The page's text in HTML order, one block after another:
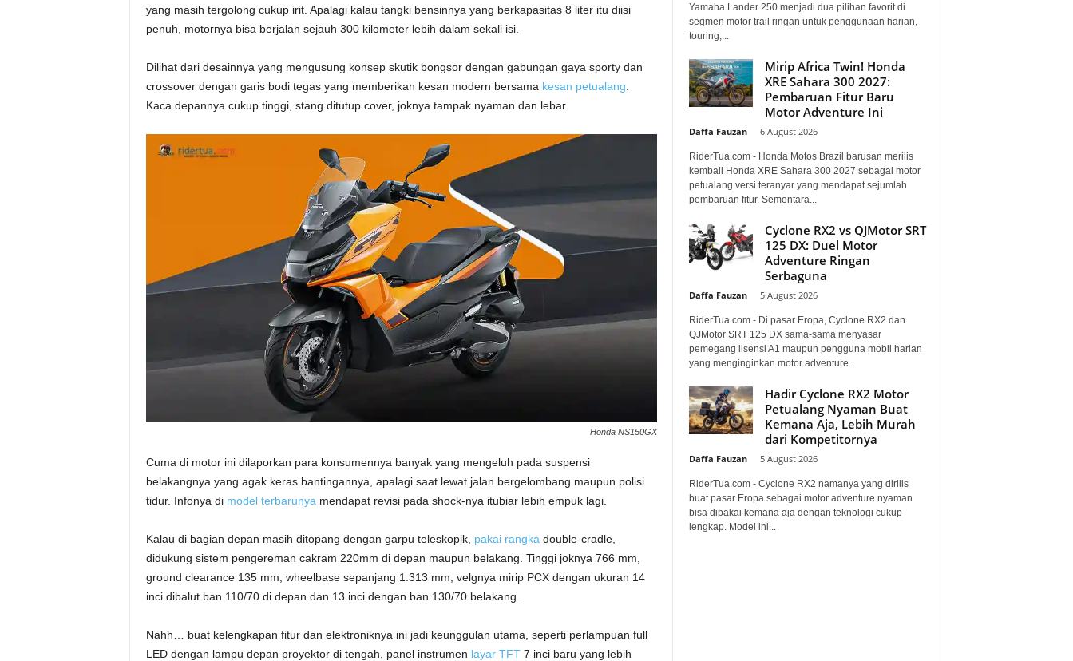
yang masih tergolong cukup irit. Apalagi kalau tangki bensinnya yang berkapasitas 8 liter itu diisi
penuh, motornya bisa berjalan sejauh 300 kilometer lebih dalam sekali isi.
Dilihat dari desainnya yang mengusung konsep skutik bongsor dengan gabungan gaya sporty dan
crossover dengan garis bodi tegas yang memberikan kesan modern bersama kesan petualang.
Kaca depannya cukup tinggi, stang ditutup cover, joknya tampak nyaman dan lebar.
Honda NS150GX
Cuma di motor ini dilaporkan para konsumennya banyak yang mengeluh pada suspensi
belakangnya yang agak keras bantingannya, apalagi saat lewat jalan bergelombang maupun polisi
tidur. Infonya di model terbarunya mendapat revisi pada shock-nya itubiar lebih empuk lagi.
Kalau di bagian depan masih ditopang dengan garpu teleskopik, pakai rangka double-cradle,
didukung sistem pengereman cakram 220mm di depan maupun belakang. Tinggi joknya 766 mm,
ground clearance 135 mm, wheelbase sepanjang 1.313 mm, velgnya mirip PCX dengan ukuran 14
inci dibalut ban 110/70 di depan dan 13 inci dengan ban 130/70 belakang.
Nahh… buat kelengkapan fitur dan elektroniknya ini jadi keunggulan utama, seperti perlampuan full
LED dengan lampu depan proyektor di tengah, panel instrumen layar TFT7 inci baru yang lebih
Yamaha Lander 250 menjadi dua pilihan favorit di
segmen motor trail ringan untuk penggunaan harian,
touring,...
Mirip Africa Twin! Honda
XRE Sahara 300 2027:
Pembaruan Fitur Baru
Motor Adventure Ini
Daffa Fauzan 6 August 2026
RiderTua.com - Honda Motos Brazil barusan merilis
kembali Honda XRE Sahara 300 2027 sebagai motor
petualang versi teranyar yang mendapat sejumlah
pembaruan fitur. Sementara...
Cyclone RX2 vs QJMotor SRT
125 DX: Duel Motor
Adventure Ringan
Serbaguna
Daffa Fauzan 5 August 2026
RiderTua.com - Di pasar Eropa, Cyclone RX2 dan
QJMotor SRT 125 DX sama-sama menyasar
pemegang lisensi A1 maupun pengguna mobil harian
yang menginginkan motor adventure...
Hadir Cyclone RX2 Motor
Petualang Nyaman Buat
Kemana Aja, Lebih Murah
dari Kompetitornya
Daffa Fauzan 5 August 2026
RiderTua.com - Cyclone RX2 namanya yang dirilis
buat pasar Eropa sebagai motor adventure nyaman
bisa dipakai kemana aja dengan teknologi cukup
lengkap. Model ini...